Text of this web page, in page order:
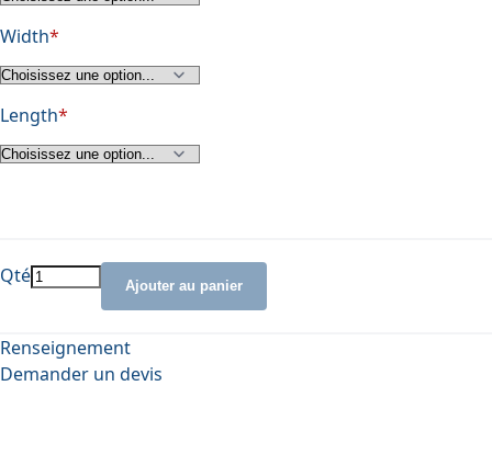
Width
Length
Qté Ajouter au panier
Renseignement
Demander un devis